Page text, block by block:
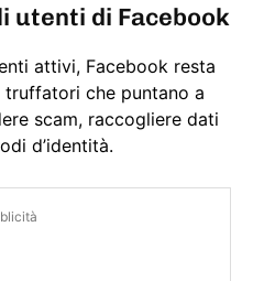
utenti di Facebook
attivi, Facebook resta
che puntano a
scam, raccogliere dati
d’identità.